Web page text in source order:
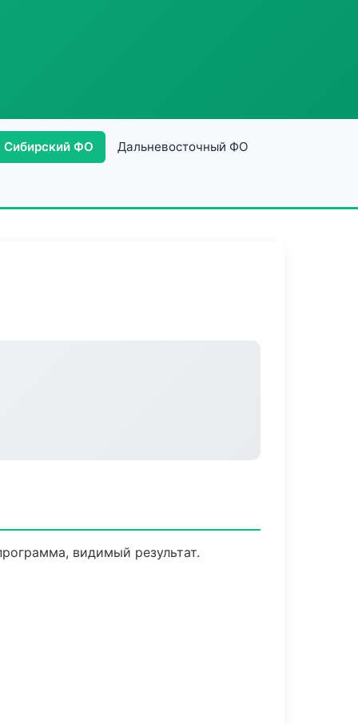
Сибирский ФО Дальневосточный ФО
видимый результат.